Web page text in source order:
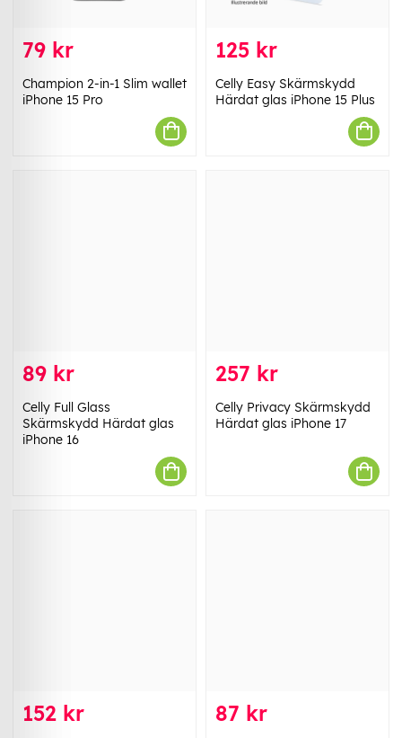
79 kr
Champion 2-in-1 Slim wallet
iPhone 15 Pro
125 kr
Celly Easy Skärmskydd
Härdat glas iPhone 15 Plus
89 kr
Celly Full Glass
Skärmskydd Härdat glas
iPhone 16
257 kr
Celly Privacy Skärmskydd
Härdat glas iPhone 17
152 kr 87 kr